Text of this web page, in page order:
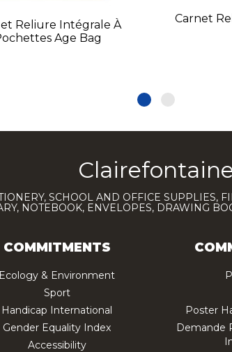
Reliure Intégrale À
Age Bag
Carnet
SCHOOL AND OFFICE SUPPLIES,
NOTEBOOK, ENVELOPES, DRAWING
COMMITMENTS
& Environment
Sport
Handicap International
Gender Equality Index
Accessibility
Poster
Demande